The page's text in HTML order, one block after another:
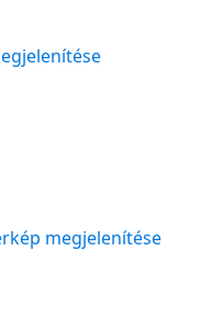
megjelenítése